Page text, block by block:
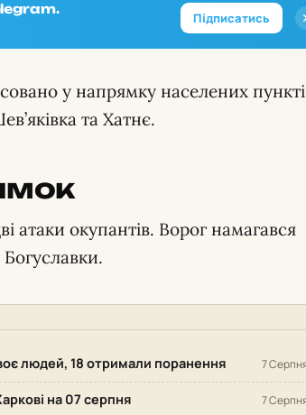
Підписатись
у напрямку населених
та Хатнє.
атаки окупантів. Ворог намагався
людей, 18 отримали поранення 7
на 07 серпня 7